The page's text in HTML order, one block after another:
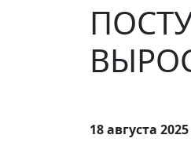
18 августа 2025